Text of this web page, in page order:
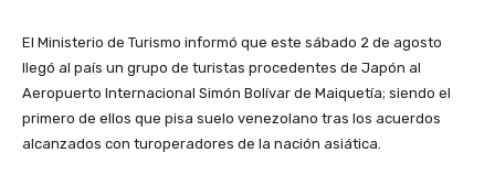
‎El Ministerio de Turismo informó que este sábado 2 de agosto
llegó al país un grupo de turistas procedentes de Japón al
Aeropuerto Internacional Simón Bolívar de Maiquetía; siendo el
primero de ellos que pisa suelo venezolano tras los acuerdos
alcanzados con turoperadores de la nación asiática.